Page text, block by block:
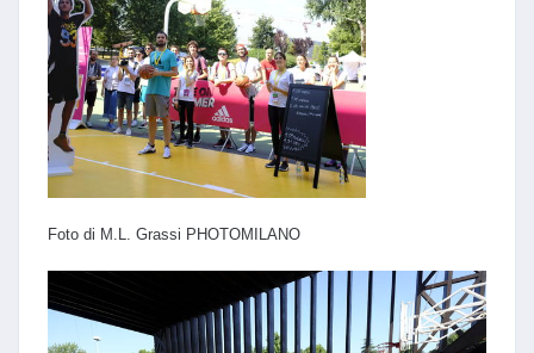
Foto di M.L. Grassi PHOTOMILANO